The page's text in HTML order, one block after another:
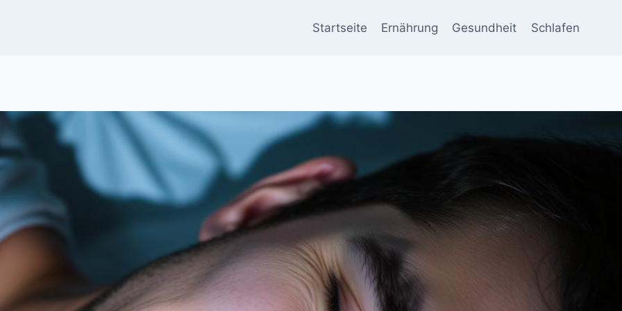
Startseite Ernährung Gesundheit Schlafen